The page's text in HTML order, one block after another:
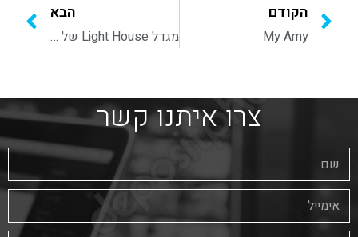
הקודם
My Amy
הבא
מגדל Light House של קבוצת Ybox
צרו איתנו קשר